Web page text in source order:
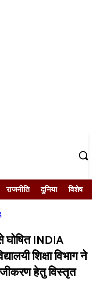
राजनीति दुनिया विशेष
INDIA
शिक्षा विभाग ने
हेतु विस्तृत